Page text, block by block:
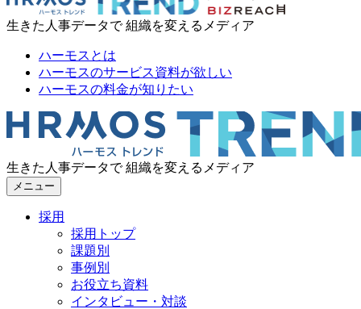
生きた人事データで 組織を変えるメディア
ハーモスとは
ハーモスのサービス資料が欲しい
ハーモスの料金が知りたい
生きた人事データで 組織を変えるメディア
メニュー
採用
採用トップ
課題別
事例別
お役立ち資料
インタビュー・対談